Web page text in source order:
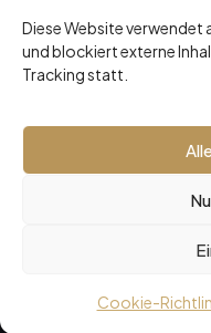
Diese Website verwendet
und blockiert externe
Tracking statt.
Cookie-
ehrlichste
2026 © Malaika